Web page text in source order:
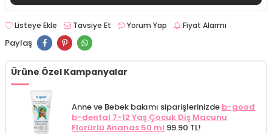
Listeye Ekle Tavsiye Et Yorum Yap Fiyat Alarmı
Paylaş
Ürüne Özel Kampanyalar
Anne ve Bebek bakımı siparişlerinizde b-good
b-dental 7-12 Yaş Çocuk Diş Macunu
Florürlü Ananas 50 ml 99.90 TL!